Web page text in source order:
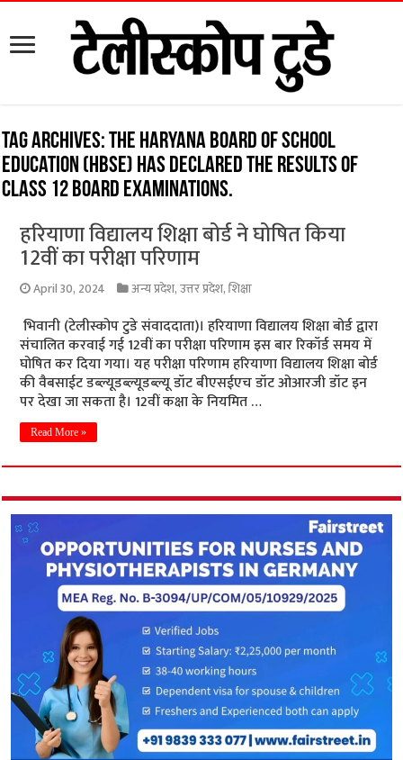
Tag Archives:The Haryana Board of School
Education (HBSE) has declared the results of
Class 12 board examinations.
हरियाणा विद्यालय शिक्षा बोर्ड ने घोषित किया
12वीं का परीक्षा परिणाम
April 30, 2024 अन्य प्रदेश,उत्तर प्रदेश,शिक्षा
भिवानी (टेलीस्कोप टुडे संवाददाता)। हरियाणा विद्यालय शिक्षा बोर्ड द्वारा
संचालित करवाई गई 12वीं का परीक्षा परिणाम इस बार रिकॉर्ड समय में
घोषित कर दिया गया। यह परीक्षा परिणाम हरियाणा विद्यालय शिक्षा बोर्ड
की वैबसाईट डब्ल्यूडब्ल्यूडब्ल्यू डॉट बीएसईएच डॉट ओआरजी डॉट इन
पर देखा जा सकता है। 12वीं कक्षा के नियमित …
Read More »